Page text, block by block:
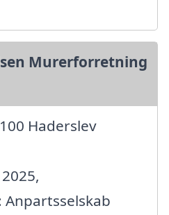
Murerforretning
Haderslev